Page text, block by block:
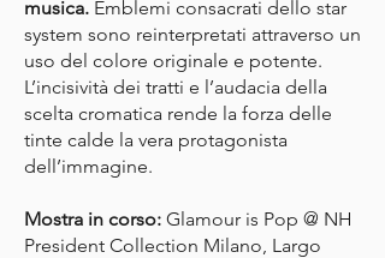
musica. Emblemi consacrati dello star
system sono reinterpretati attraverso un
uso del colore originale e potente.
L’incisività dei tratti e l’audacia della
scelta cromatica rende la forza delle
tinte calde la vera protagonista
dell’immagine.
Mostra in corso: Glamour is Pop @ NH
President Collection Milano, Largo